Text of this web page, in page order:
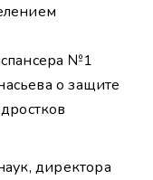
№1
о защите
директора